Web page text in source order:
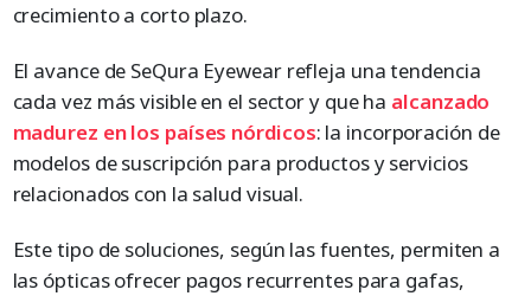
crecimiento a corto plazo.
El avance de SeQura Eyewear refleja una tendencia
cada vez más visible en el sector y que ha alcanzado
madurez en los países nórdicos: la incorporación de
modelos de suscripción para productos y servicios
relacionados con la salud visual.
Este tipo de soluciones, según las fuentes, permiten a
las ópticas ofrecer pagos recurrentes para gafas,